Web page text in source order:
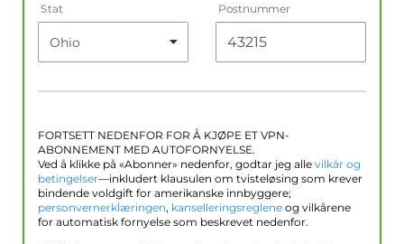
Stat Postnummer
FORTSETT NEDENFOR FOR Å KJØPE ET VPN-
ABONNEMENT MED AUTOFORNYELSE.
Ved å klikke på «Abonner» nedenfor, godtar jeg alle vilkår og
betingelser—inkludert klausulen om tvisteløsing som krever
bindende voldgift for amerikanske innbyggere;
personvernerklæringen, kanselleringsreglene og vilkårene
for automatisk fornyelse som beskrevet nedenfor.